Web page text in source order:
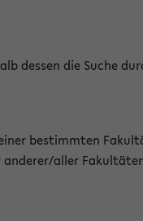
dessen die Suche
bestimmten
aller